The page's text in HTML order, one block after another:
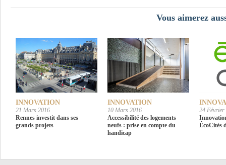
Vous aimerez
INNOVATION
21 Mars 2016
Rennes investit dans ses
grands projets
INNOVATION
10 Mars 2016
Accessibilité des logements
neufs : prise en compte du
handicap
24 Février
ÉcoCités